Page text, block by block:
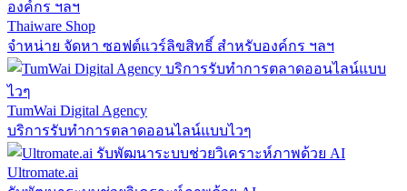
Thaiware Shop
จำหน่าย จัดหา ซอฟต์แวร์ลิขสิทธิ์ สำหรับองค์กร ฯลฯ
TumWai Digital Agency
บริการรับทำการตลาดออนไลน์แบบไวๆ
Ultromate.ai